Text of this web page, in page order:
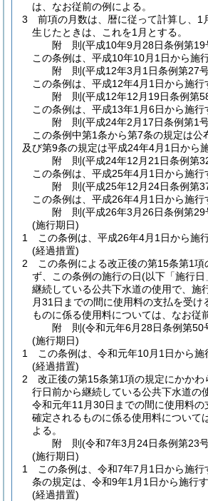
は、なお従前の例による。
3
前項の月数は、暦に従って計算し、1
生じたときは、これを1月とする。
附 則(平成10年9月28日条例第19
この条例は、平成10年10月1日から施行
附 則(平成12年3月1日条例第27
この条例は、平成12年4月1日から施行
附 則(平成12年12月19日条例第
この条例は、平成13年1月6日から施行
附 則(平成24年2月17日条例第1
この条例中第1条から第7条の規定は公
及び第9条の規定は平成24年4月1日から施
附 則(平成24年12月21日条例第
この条例は、平成25年4月1日から施行
附 則(平成25年12月24日条例第
この条例は、平成26年4月1日から施行
附 則(平成26年3月26日条例第29
(施行期日)
1
この条例は、平成26年4月1日から施行
(経過措置)
2
この条例による改正後の第15条第1項
ず、この条例の施行の日(以下「施行日
継続している公共下水道の使用で、施
月31日までの間に使用料の支払を受け
ものに係る使用料については、なお従
附 則(令和元年6月28日条例第50
(施行期日)
1
この条例は、令和元年10月1日から施
(経過措置)
2
改正後の第15条第1項の規定にかか
行日前から継続している公共下水道の
令和元年11月30日までの間に使用料
確定されるものに係る使用料について
よる。
附 則(令和7年3月24日条例第23
(施行期日)
1
この条例は、令和7年7月1日から施行
条の規定は、令和9年1月1日から施行す
(経過措置)